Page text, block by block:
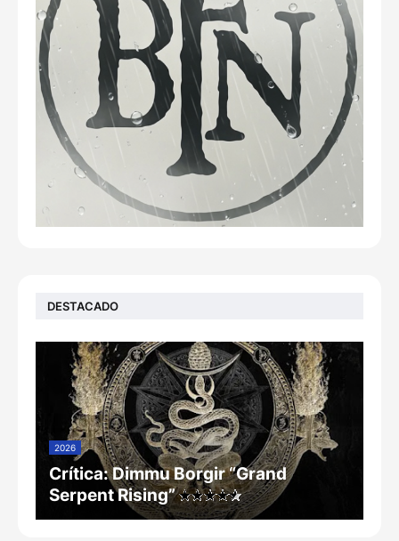
DESTACADO
2026
Crítica: Dimmu Borgir “Grand
Serpent Rising”